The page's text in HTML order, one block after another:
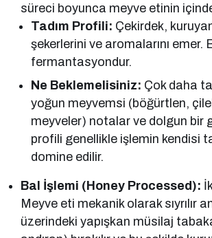
süreci boyunca meyve etinin
Tadım Profili: Çekirdek,
şekerlerini ve aromalarını emer.
fermantasyondur.
Ne Beklemelisiniz: Çok daha
yoğun meyvemsi (böğürtlen,
meyveler) notalar ve dolgun bir
profili genellikle işlemin kendisi
domine edilir.
Bal İşlemi (Honey Processed):
Meyve eti mekanik olarak sıyrılır
üzerindeki yapışkan müsilaj